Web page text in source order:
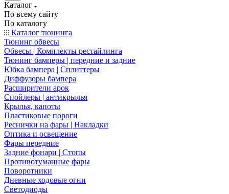
Каталог
По всему сайту
По каталогу
Каталог тюнинга
Тюнинг обвесы
Обвесы | Комплекты рестайлинга
Тюнинг бамперы | передние и задние
Юбка бампера | Сплиттеры
Диффузоры бампера
Расширители арок
Спойлеры | антикрылья
Крылья, капоты
Пластиковые пороги
Реснички на фары | Накладки
Оптика и освещение
Фары передние
Задние фонари | Стопы
Противотуманные фары
Поворотники
Дневные ходовые огни
Светодиоды